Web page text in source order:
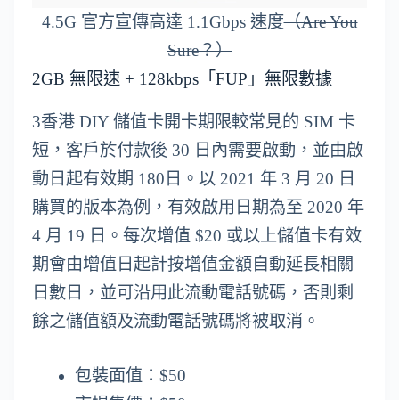
4.5G 官方宣傳高達 1.1Gbps 速度（Are You
Sure？）
2GB 無限速 + 128kbps「FUP」無限數據
3香港 DIY 儲值卡開卡期限較常見的 SIM 卡
短，客戶於付款後 30 日內需要啟動，並由啟
動日起有效期 180日。以 2021 年 3 月 20 日
購買的版本為例，有效啟用日期為至 2020 年
4 月 19 日。每次增值 $20 或以上儲值卡有效
期會由增值日起計按增值金額自動延長相關
日數日，並可沿用此流動電話號碼，否則剩
餘之儲值額及流動電話號碼將被取消。
包裝面值：$50